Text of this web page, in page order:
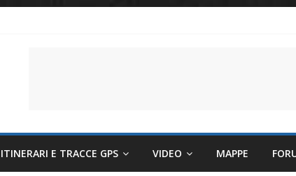
sintomi e mantenere la performance
sempre più sostenibili
ITINERARI E TRACCE GPS VIDEO MAPPE